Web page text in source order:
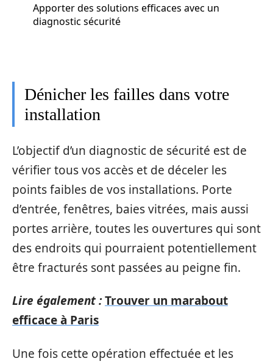
Apporter des solutions efficaces avec un
diagnostic sécurité
Dénicher les failles dans votre
installation
L’objectif d’un diagnostic de sécurité est de
vérifier tous vos accès et de déceler les
points faibles de vos installations. Porte
d’entrée, fenêtres, baies vitrées, mais aussi
portes arrière, toutes les ouvertures qui sont
des endroits qui pourraient potentiellement
être fracturés sont passées au peigne fin.
Lire également :Trouver un marabout
efficace à Paris
Une fois cette opération effectuée et les